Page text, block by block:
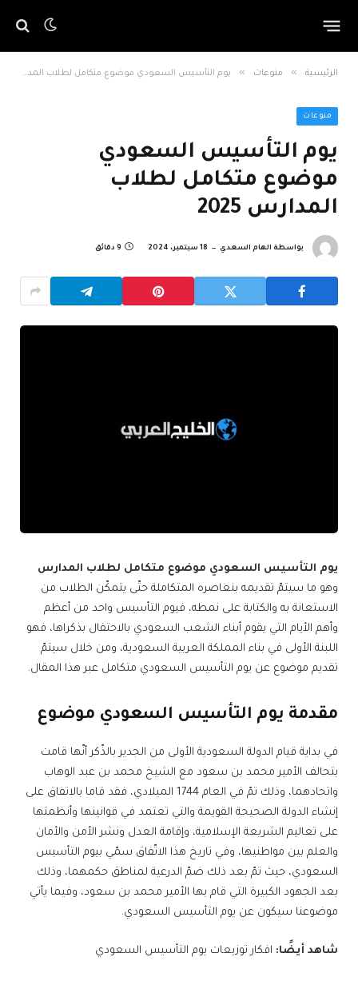
الرئيسية » منوعات » يوم التأسيس السعودي موضوع متكامل لطلاب المدارس 2025
منوعات
يوم التأسيس السعودي
موضوع متكامل لطلاب
المدارس 2025
بواسطة الهام السعدي 18 سبتمبر، 2024 9 دقائق
يوم التأسيس السعودي موضوع متكامل لطلاب المدارس
وهو ما سيتمّ تقديمه بنعاصره المتكاملة حتّى يتمكّن الطلاب من
الاستعانة به والكتابة على نمطه، فيوم التأسيس واحد من أعظم
وأهم الأيام التي يقوم أبناء الشعب السعودي بالاحتفال بذكراها، فهو
اللبنة الأولى في بناء المملكة العربية السعودية، ومن خلال سيتمّ
تقديم موضوع عن يوم التأسيس السعودي متكامل عبر هذا المقال.
مقدمة يوم التأسيس السعودي موضوع
في بداية قيام الدولة السعودية الأولى من الجدير بالذّكر أنّها قامت
بتحالف الأمير محمد بن سعود مع الشيخ محمد بن عبد الوهاب
واتحادهما، وذلك تمّ في العام 1744 الميلادي، فقد قاما بالاتفاق على
إنشاء الدولة الصحيحة القويمة والتي تعتمد في قوانينها وأنظمتها
على تعاليم الشريعة الإسلامية، وإقامة العدل ونشر الأمن والأمان
والعلم بين مواطنيها، وفي تاريخ هذا الاتّفاق سمّي بيوم التأسيس
السعودي، حيث تمّ بعد ذلك ضمّ الدرعية لمناطق حكمهما، وذلك
بعد الجهود الكبيرة التي قام بها الأمير محمد بن سعود، وفيما يأتي
موضوعنا سيكون عن يوم التأسيس السعودي.
شاهد أيضًا: افكار توزيعات يوم التأسيس السعودي